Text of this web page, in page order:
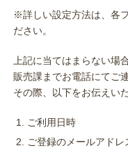
※詳しい設定方法は、各
ださい。
上記に当てはまらない場
販売課までお電話にてご
その際、以下をお伝えい
ご利用日時
ご登録のメールアドレ